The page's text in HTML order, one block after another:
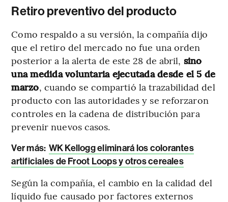
Retiro preventivo del producto
Como respaldo a su versión, la compañía dijo
que el retiro del mercado no fue una orden
posterior a la alerta de este 28 de abril, sino
una medida voluntaria ejecutada desde el 5 de
marzo, cuando se compartió la trazabilidad del
producto con las autoridades y se reforzaron
controles en la cadena de distribución para
prevenir nuevos casos.
Ver más: WK Kellogg eliminará los colorantes
artificiales de Froot Loops y otros cereales
Según la compañía, el cambio en la calidad del
líquido fue causado por factores externos